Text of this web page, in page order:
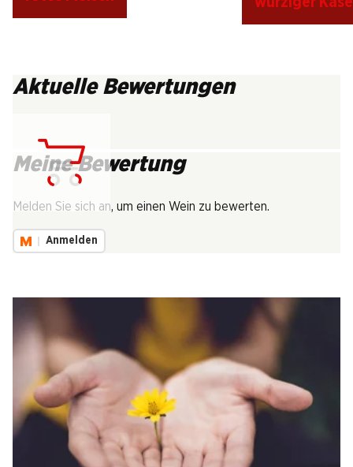
Aktuelle Bewertungen
Meine Bewertung
Melden Sie sich an, um einen Wein zu bewerten.
Anmelden